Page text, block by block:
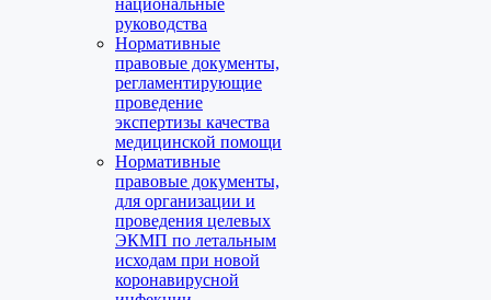
национальные
руководства
Нормативные
правовые документы,
регламентирующие
проведение
экспертизы качества
медицинской помощи
Нормативные
правовые документы,
для организации и
проведения целевых
ЭКМП по летальным
исходам при новой
коронавирусной